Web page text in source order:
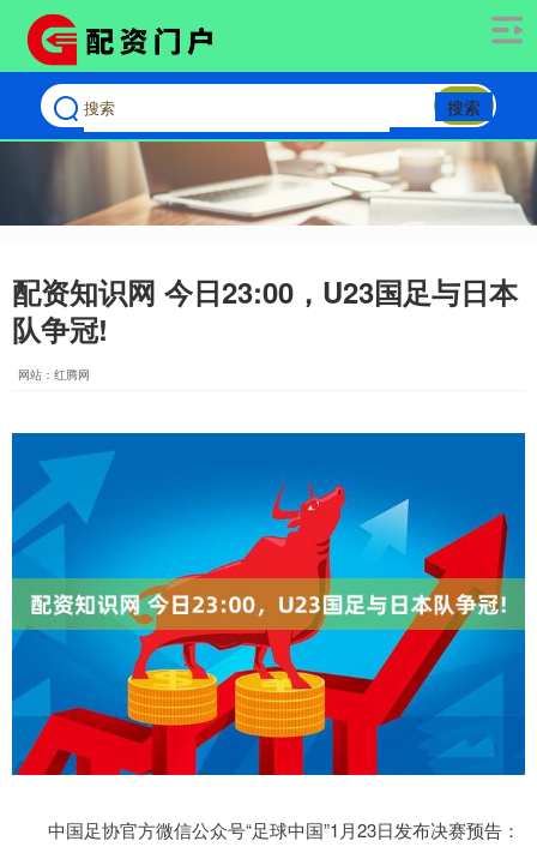
搜索
配资知识网 今日23:00，U23国足与日本
队争冠!
网站：红腾网
中国足协官方微信公众号“足球中国”1月23日发布决赛预告：